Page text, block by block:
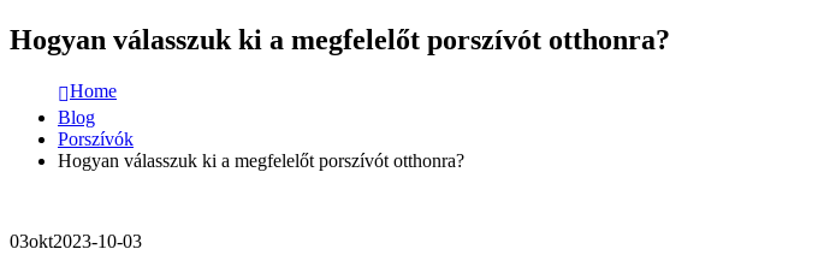
Hogyan válasszuk ki a megfelelőt porszívót otthonra?
Home
Blog
Porszívók
Hogyan válasszuk ki a megfelelőt porszívót otthonra?
03okt2023-10-03